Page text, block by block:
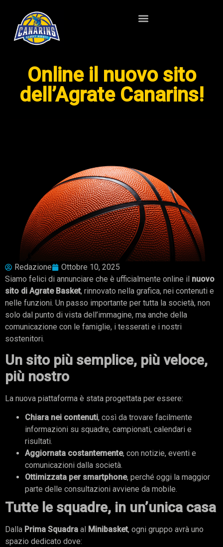
Online il nuovo sito
dell’Agrate Canarins!
Redazione
Ottobre 10, 2025
Siamo felici di annunciare che è ufficialmente online il nuovo
sito di Agrate Basket, rinnovato nella grafica, nei contenuti e
nelle funzioni. Un passo importante per tutta la società, non
solo dal punto di vista dell’immagine, ma anche della
comunicazione con le famiglie, i tesserati e i nostri
sostenitori.
Un sito più semplice, più veloce,
più nostro
La nuova piattaforma è stata progettata per essere:
Chiara nei contenuti, così da trovare facilmente
informazioni su squadre, campionati, calendari e
risultati.
Aggiornata costantemente, con notizie, eventi e
comunicazioni dalla società.
Ottimizzata per smartphone, perché oggi la maggior
parte delle consultazioni avviene da mobile.
Tutte le squadre, in un’unica casa
Dalla Prima Squadra al Minibasket, ogni gruppo avrà uno
spazio dedicato dove: